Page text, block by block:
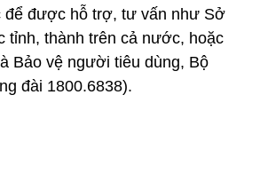
để được hỗ trợ, tư vấn như Sở
tỉnh, thành trên cả nước, hoặc
Bảo vệ người tiêu dùng, Bộ
đài 1800.6838).